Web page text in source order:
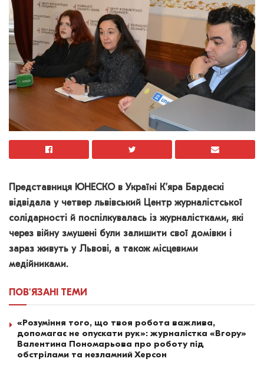
Представниця ЮНЕСКО в Україні К’яра Бардескі
відвідала у четвер львівський Центр журналістської
солідарності й поспілкувалась із журналістками, які
через війну змушені були залишити свої домівки і
зараз живуть у Львові, а також місцевими
медійниками.
ПОВ'ЯЗАНІ ТЕМИ
«Розуміння того, що твоя робота важлива,
допомагає не опускати рук»: журналістка «Вгору»
Валентина Пономарьова про роботу під
обстрілами та незламний Херсон